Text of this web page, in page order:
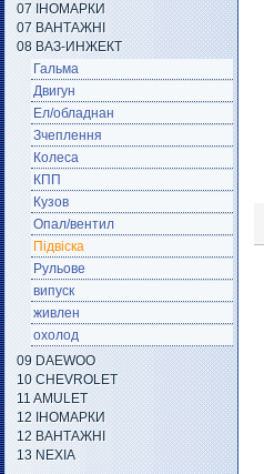
07 ІНОМАРКИ
07 ВАНТАЖНІ
08 ВАЗ-ИНЖЕКТ
Гальма
Двигун
Ел/обладнан
Зчеплення
Колеса
КПП
Кузов
Опал/вентил
Підвіска
Рульове
випуск
живлен
охолод
09 DAEWOO
10 CHEVROLET
11 AMULET
12 ІНОМАРКИ
12 ВАНТАЖНІ
13 NEXIA